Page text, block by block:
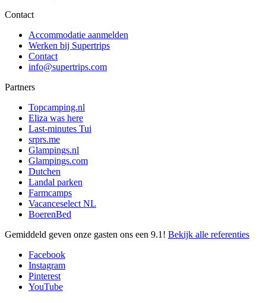
Contact
Accommodatie aanmelden
Werken bij Supertrips
Contact
info@supertrips.com
Partners
Topcamping.nl
Eliza was here
Last-minutes Tui
srprs.me
Glampings.nl
Glampings.com
Dutchen
Landal parken
Farmcamps
Vacanceselect NL
BoerenBed
Gemiddeld geven onze gasten ons een 9.1 ! Bekijk alle referenties
Facebook
Instagram
Pinterest
YouTube